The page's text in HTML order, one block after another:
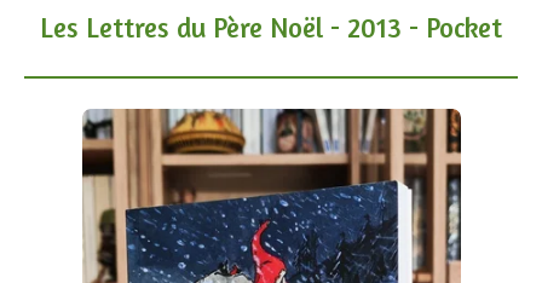
Les Lettres du Père Noël - 2013 - Pocket